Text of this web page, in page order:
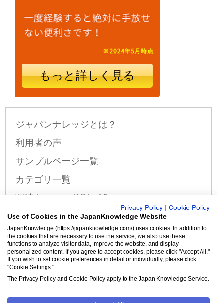
もっと詳しく見る
ジャパンナレッジとは？
利用者の声
サンプルページ一覧
カテゴリ一覧
関連キーワード別一覧
サンプル公開辞書・事典一覧
料金・収録コンテンツ
新規入会はこちら
Privacy Policy
Cookie Policy
Use of Cookies in the JapanKnowledge Website
JapanKnowledge (https://japanknowledge.com/) uses cookies. In addition to
the cookies that are necessary to use the service, we also use these
functions to analyze visitor data, improve the website, and display
personalized content. If you agree to accept cookies, please click "Accept All."
If you wish to set cookie preferences in detail or individually, please click
"Cookie Settings."
The Privacy Policy and Cookie Policy apply to the Japan Knowledge Service.